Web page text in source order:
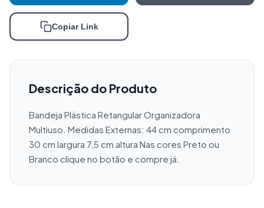
Copiar Link
Descrição do Produto
Bandeja Plástica Retangular Organizadora
Multiuso. Medidas Externas: 44 cm comprimento
30 cm largura 7,5 cm altura Nas cores Preto ou
Branco clique no botão e compre já.